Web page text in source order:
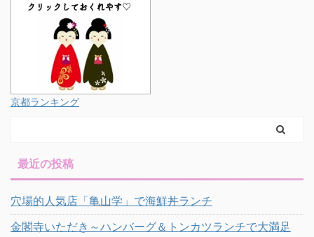
京都ランキング
最近の投稿
穴場的人気店「亀山学」で海鮮丼ランチ
金閣寺いただき～ハンバーグ＆トンカツランチで大満足